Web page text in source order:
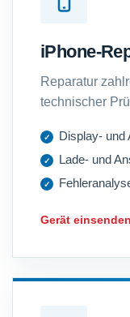
iPhone-
Reparatur
technischer
Display- und
Lade- und
Gerät